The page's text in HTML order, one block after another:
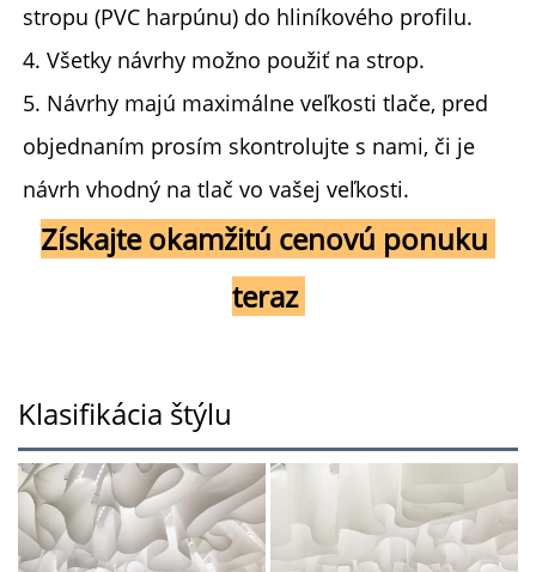
stropu (PVC harpúnu) do hliníkového profilu.
4. Všetky návrhy možno použiť na strop.
5. Návrhy majú maximálne veľkosti tlače, pred
objednaním prosím skontrolujte s nami, či je
návrh vhodný na tlač vo vašej veľkosti.
Získajte okamžitú cenovú ponuku
teraz
Klasifikácia štýlu